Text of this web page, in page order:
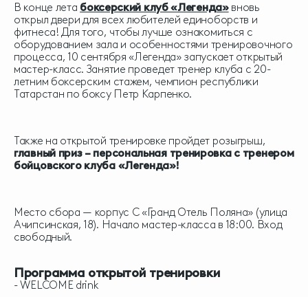
В конце лета боксерский клуб «Легенда»вновь
открыл двери для всех любителей единоборств и
фитнеса! Для того, чтобы лучше ознакомиться с
оборудованием зала и особенностями тренировочного
процесса, 10 сентября «Легенда» запускает открытый
мастер-класс. Занятие проведет тренер клуба с 20-
летним боксерским стажем, чемпион республики
Татарстан по боксу Петр Карпенко.
Также на открытой тренировке пройдет розыгрыш,
главный приз – персональная тренировка с тренером
бойцовского клуба «Легенда»!
Место сбора — корпус С «Гранд Отель Поляна» (улица
Ачипсинская, 18). Начало мастер-класса в 18:00. Вход
свободный.
Программа открытой тренировки
- WELCOME drink